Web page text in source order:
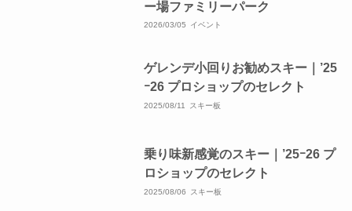
ー場ファミリーパーク
2026/03/05 イベント
ゲレンデ小回りお勧めスキー｜’25
ｰ26 プロショップのセレクト
2025/08/11 スキー板
乗り味新感覚のスキー｜’25ｰ26 プ
ロショップのセレクト
2025/08/06 スキー板